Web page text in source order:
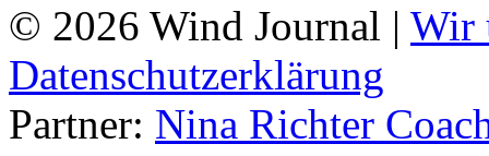
© 2026 Wind Journal | Wir
Datenschutzerklärung
Partner: Nina Richter